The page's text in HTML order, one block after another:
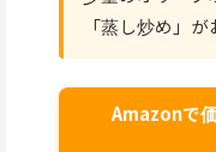
「蒸し炒め」が
Amazonで